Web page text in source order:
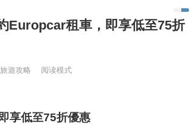
Europcar租車，即享低至75折
遊攻略 阅读模式
享低至75折優惠